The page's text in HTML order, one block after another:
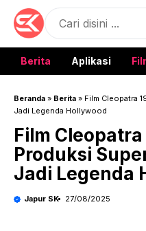
Langsung
Berita Aplikasi
Beranda » Berita » Film Cleopatra
Jadi Legenda Hollywood
Film
Produksi
Jadi Legenda
Japur SK 27/08/2025